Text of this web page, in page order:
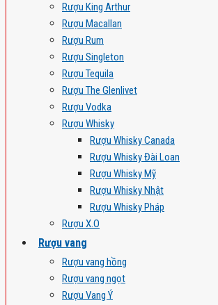
Rượu King Arthur
Rượu Macallan
Rượu Rum
Rượu Singleton
Rượu Tequila
Rượu The Glenlivet
Rượu Vodka
Rượu Whisky
Rượu Whisky Canada
Rượu Whisky Đài Loan
Rượu Whisky Mỹ
Rượu Whisky Nhật
Rượu Whisky Pháp
Rượu X.O
Rượu vang
Rượu vang hồng
Rượu vang ngọt
Rượu Vang Ý